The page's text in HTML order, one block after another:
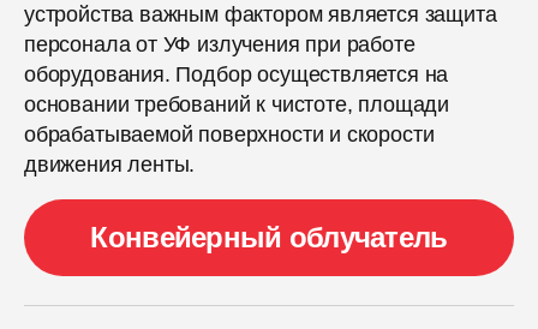
устройства важным фактором является защита
персонала от УФ излучения при работе
оборудования. Подбор осуществляется на
основании требований к чистоте, площади
обрабатываемой поверхности и скорости
движения ленты.
Конвейерный облучатель